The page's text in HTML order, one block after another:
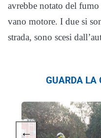
avrebbe notato del
vano motore. I due si
strada, sono scesi
GUARDA LA
←